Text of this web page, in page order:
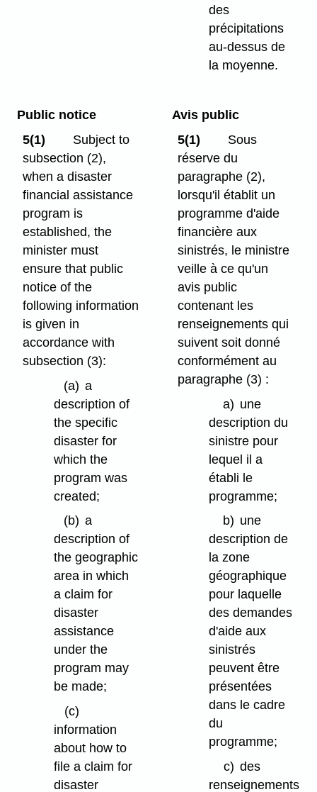
des
précipitations
au-dessus de
la moyenne.
Public notice
5(1)
Subject to
subsection (2),
when a disaster
financial assistance
program is
established, the
minister must
ensure that public
notice of the
following information
is given in
accordance with
subsection (3):
(a) a
description of
the specific
disaster for
which the
program was
created;
(b) a
description of
the geographic
area in which
a claim for
disaster
assistance
under the
program may
be made;
(c)
information
about how to
file a claim for
disaster
Avis public
5(1)
Sous
réserve du
paragraphe (2),
lorsqu'il établit un
programme d'aide
financière aux
sinistrés, le ministre
veille à ce qu'un
avis public
contenant les
renseignements qui
suivent soit donné
conformément au
paragraphe (3) :
a) une
description du
sinistre pour
lequel il a
établi le
programme;
b) une
description de
la zone
géographique
pour laquelle
des demandes
d'aide aux
sinistrés
peuvent être
présentées
dans le cadre
du
programme;
c) des
renseignements